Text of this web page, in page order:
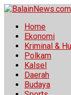
Home
Ekonomi
Kriminal &
Polkam
Kalsel
Daerah
Budaya